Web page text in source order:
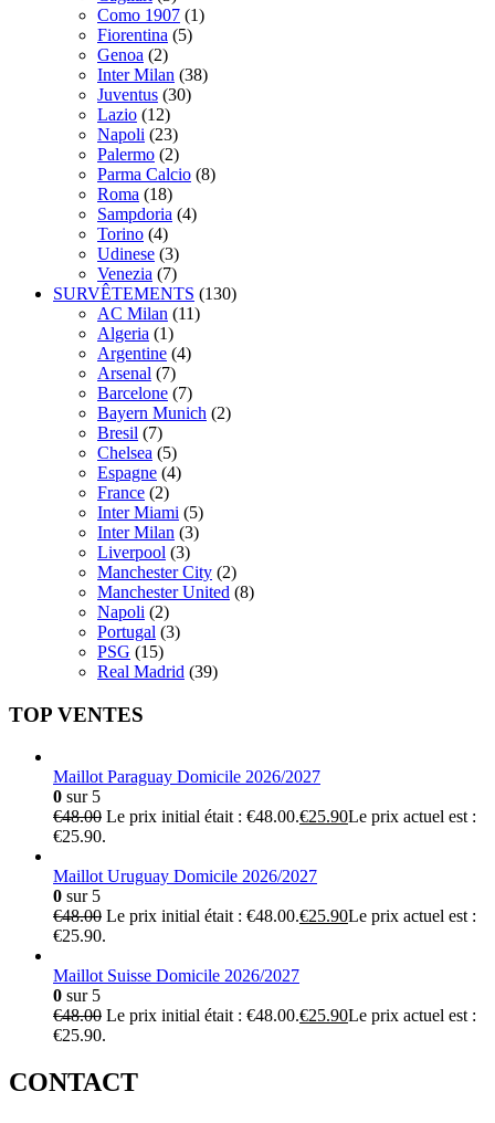
Como 1907 (1)
Fiorentina (5)
Genoa (2)
Inter Milan (38)
Juventus (30)
Lazio (12)
Napoli (23)
Palermo (2)
Parma Calcio (8)
Roma (18)
Sampdoria (4)
Torino (4)
Udinese (3)
Venezia (7)
SURVÊTEMENTS (130)
AC Milan (11)
Algeria (1)
Argentine (4)
Arsenal (7)
Barcelone (7)
Bayern Munich (2)
Bresil (7)
Chelsea (5)
Espagne (4)
France (2)
Inter Miami (5)
Inter Milan (3)
Liverpool (3)
Manchester City (2)
Manchester United (8)
Napoli (2)
Portugal (3)
PSG (15)
Real Madrid (39)
TOP VENTES
Maillot Paraguay Domicile 2026/2027
0 sur 5
€48.00 Le prix initial était : €48.00.€25.90Le prix actuel est :
€25.90.
Maillot Uruguay Domicile 2026/2027
0 sur 5
€48.00 Le prix initial était : €48.00.€25.90Le prix actuel est :
€25.90.
Maillot Suisse Domicile 2026/2027
0 sur 5
€48.00 Le prix initial était : €48.00.€25.90Le prix actuel est :
€25.90.
CONTACT